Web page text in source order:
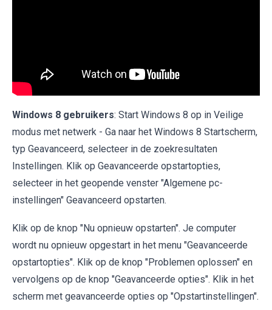
Windows 8 gebruikers: Start Windows 8 op in Veilige
modus met netwerk - Ga naar het Windows 8 Startscherm,
typ Geavanceerd, selecteer in de zoekresultaten
Instellingen. Klik op Geavanceerde opstartopties,
selecteer in het geopende venster "Algemene pc-
instellingen" Geavanceerd opstarten.
Klik op de knop "Nu opnieuw opstarten". Je computer
wordt nu opnieuw opgestart in het menu "Geavanceerde
opstartopties". Klik op de knop "Problemen oplossen" en
vervolgens op de knop "Geavanceerde opties". Klik in het
scherm met geavanceerde opties op "Opstartinstellingen".